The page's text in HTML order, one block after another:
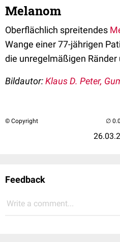
Melanom
Oberflächlich spreitendes
Wange einer 77-jährigen
die unregelmäßigen Ränder
Bildautor:Klaus D. Peter,
© Copyright
Feedback
Write a comment...